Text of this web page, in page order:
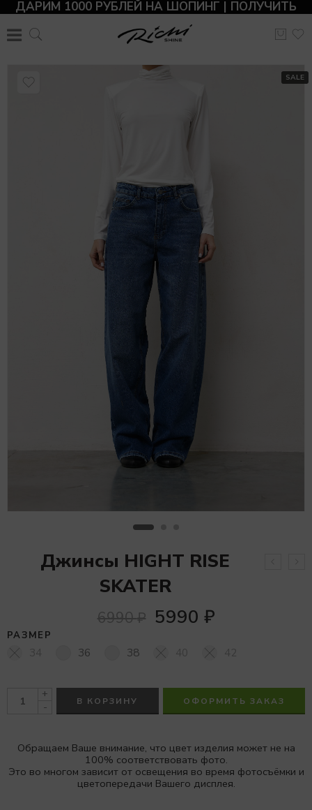
ДАРИМ 1000 РУБЛЕЙ НА ШОПИНГ | ПОЛУЧИТЬ
SALE
Джинсы HIGHT RISE
SKATER
6990₽ 5990 ₽
РАЗМЕР
36 38
+
-
В КОРЗИНУ ОФОРМИТЬ ЗАКАЗ
Обращаем Ваше внимание, что цвет изделия может не на
100% соответствовать фото.
Это во многом зависит от освещения во время фотосъёмки и
цветопередачи Вашего дисплея.